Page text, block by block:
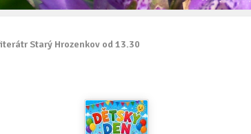
Starý Hrozenkov od 13.30